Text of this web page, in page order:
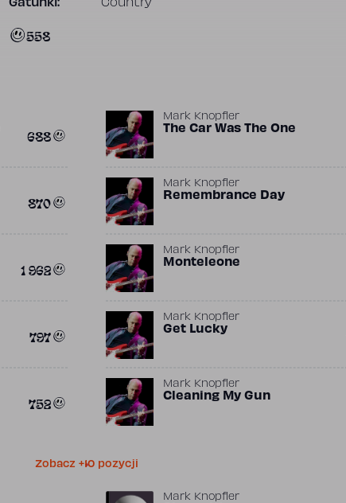
Gatunki: Country
558
688
Mark Knopfler
The Car Was The One
870
Mark Knopfler
Remembrance Day
1 962
Mark Knopfler
Monteleone
797
Mark Knopfler
Get Lucky
752
Mark Knopfler
Cleaning My Gun
Zobacz +10 pozycji
Mark Knopfler